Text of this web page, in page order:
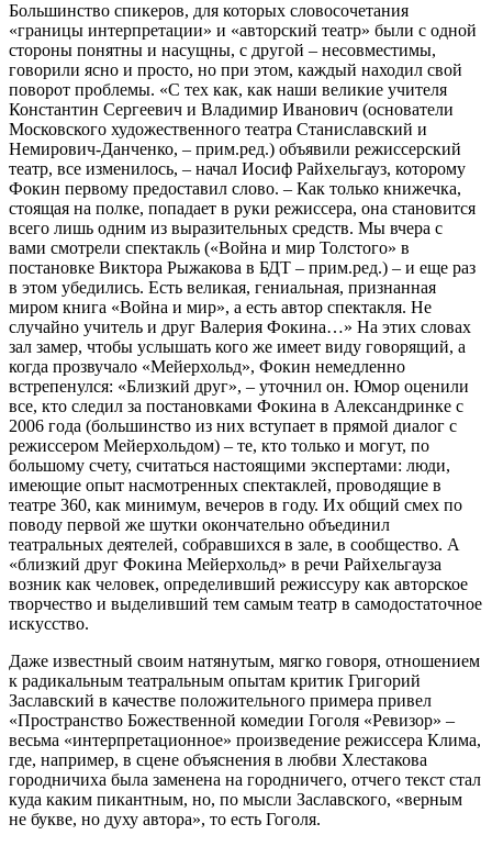
Большинство спикеров, для которых словосочетания
«границы интерпретации» и «авторский театр» были с одной
стороны понятны и насущны, с другой – несовместимы,
говорили ясно и просто, но при этом, каждый находил свой
поворот проблемы. «С тех как, как наши великие учителя
Константин Сергеевич и Владимир Иванович (основатели
Московского художественного театра Станиславский и
Немирович-Данченко, – прим.ред.) объявили режиссерский
театр, все изменилось, – начал Иосиф Райхельгауз, которому
Фокин первому предоставил слово. – Как только книжечка,
стоящая на полке, попадает в руки режиссера, она становится
всего лишь одним из выразительных средств. Мы вчера с
вами смотрели спектакль («Война и мир Толстого» в
постановке Виктора Рыжакова в БДТ – прим.ред.) – и еще раз
в этом убедились. Есть великая, гениальная, признанная
миром книга «Война и мир», а есть автор спектакля. Не
случайно учитель и друг Валерия Фокина…» На этих словах
зал замер, чтобы услышать кого же имеет виду говорящий, а
когда прозвучало «Мейерхольд», Фокин немедленно
встрепенулся: «Близкий друг», – уточнил он. Юмор оценили
все, кто следил за постановками Фокина в Александринке с
2006 года (большинство из них вступает в прямой диалог с
режиссером Мейерхольдом) – те, кто только и могут, по
большому счету, считаться настоящими экспертами: люди,
имеющие опыт насмотренных спектаклей, проводящие в
театре 360, как минимум, вечеров в году. Их общий смех по
поводу первой же шутки окончательно объединил
театральных деятелей, собравшихся в зале, в сообщество. А
«близкий друг Фокина Мейерхольд» в речи Райхельгауза
возник как человек, определивший режиссуру как авторское
творчество и выделивший тем самым театр в самодостаточное
искусство.
Даже известный своим натянутым, мягко говоря, отношением
к радикальным театральным опытам критик Григорий
Заславский в качестве положительного примера привел
«Пространство Божественной комедии Гоголя «Ревизор» –
весьма «интерпретационное» произведение режиссера Клима,
где, например, в сцене объяснения в любви Хлестакова
городничиха была заменена на городничего, отчего текст стал
куда каким пикантным, но, по мысли Заславского, «верным
не букве, но духу автора», то есть Гоголя.